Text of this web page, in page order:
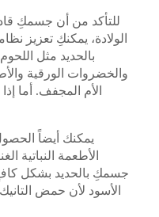
للتأكد من أن جسمكِ
الولادة، يمكنكِ تعزيز
بالحديد مثل
والخضروات الورقية
الأم المجفف. أما
يمكنك أيضاً
الأطعمة النباتية
جسمكِ بالحديد بشكل
الأسود لأن حمض